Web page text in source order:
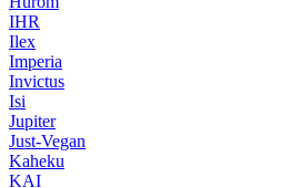
IHR
Ilex
Imperia
Invictus
Isi
Jupiter
Just-Vegan
Kaheku
KAI